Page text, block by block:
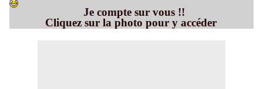
Je compte sur vous !!
Cliquez sur la photo pour y accéder